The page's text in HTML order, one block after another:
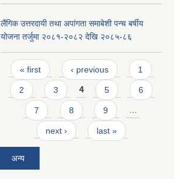
लैंगिक उत्तरदायी तथा अपांगता समाबेशी पन्च बर्षीय
योजना तर्जुमा २०८१-२०८२ देखि २०८५-८६
Pages
« first ‹ previous 1
2 3 4 5 6
7 8 9 …
next › last »
अन्य